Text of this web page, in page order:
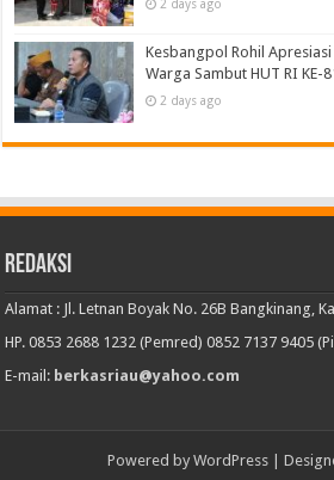
2 days ago
Kesbangpol Rohil
Warga Sambut HUT RI KE-
2 days ago
Redaksi
Alamat : Jl. Letnan Boyak No. 26B Bangkinang,
HP. 0853 2688 1232 (Pemred) 0852 7137 9405
E-mail: berkasriau@yahoo.com
Powered by WordPress |